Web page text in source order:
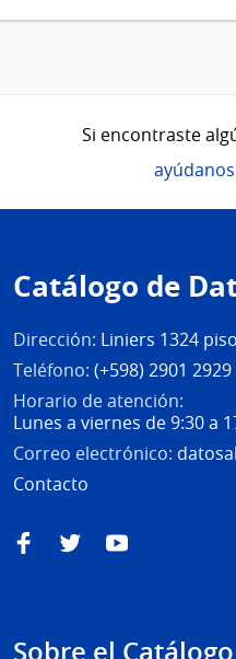
Si encontraste
de
página
Catálogo de
Dirección: Liniers 1324
Teléfono: (+598) 2901 2929
Horario de atención:
Lunes a viernes de 9:30 a
Correo electrónico:
Contacto
FacebookTwitterYouTube
Sobre el Catálogo